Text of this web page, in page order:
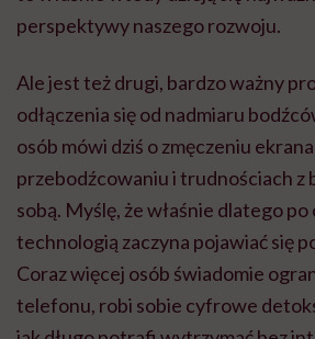
perspektywy naszego rozwoju.
Ale jest też drugi, bardzo ważny
odłączenia się od nadmiaru
osób mówi dziś o zmęczeniu
przebodźcowaniu i trudnościach z
sobą. Myślę, że właśnie dlatego
technologią zaczyna pojawiać się
Coraz więcej osób świadomie
telefonu, robi sobie cyfrowe